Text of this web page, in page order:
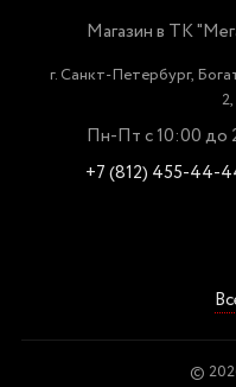
Магазин в ТК
г. Санкт-Петербург,
Пн-Пт с 10:00 до
+7 (812) 455-44-
©